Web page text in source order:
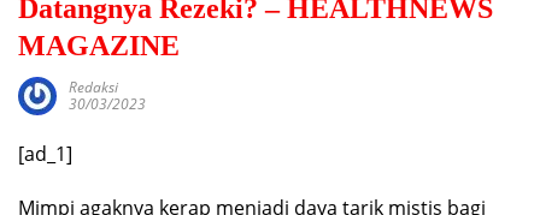
Datangnya Rezeki? – HEALTHNEWS
MAGAZINE
Redaksi
30/03/2023
[ad_1]
Mimpi agaknya kerap menjadi daya tarik mistis bagi